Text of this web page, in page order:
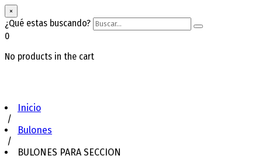
search
form
icon
×
¿Qué estas buscando? Buscar...
Search
0
No products in the cart
Inicio
/
Bulones
/
BULONES PARA SECCION